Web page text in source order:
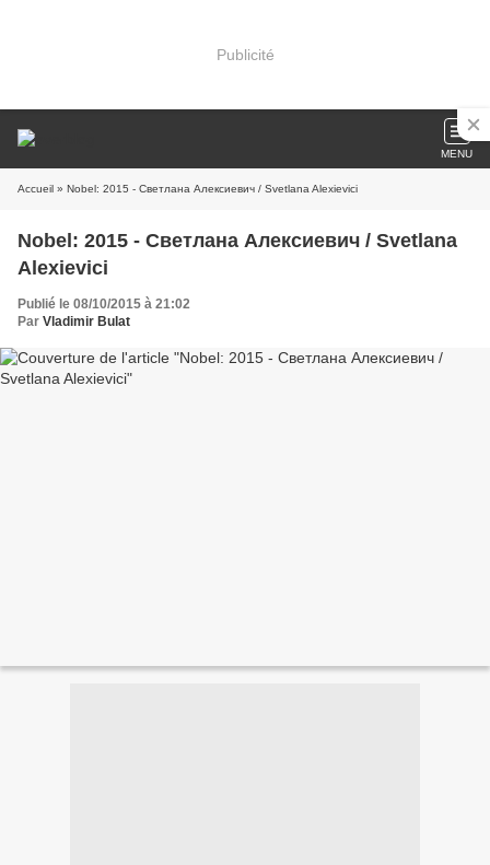
Publicité
MENU
Accueil » Nobel: 2015 - Светлана Алексиевич / Svetlana Alexievici
Nobel: 2015 - Светлана Алексиевич / Svetlana
Alexievici
Publié le 08/10/2015 à 21:02
Par Vladimir Bulat